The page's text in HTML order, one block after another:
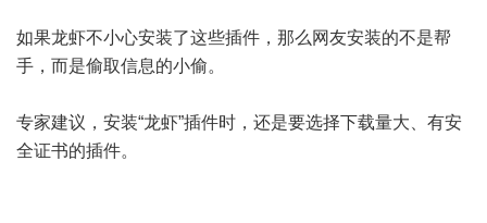
如果龙虾不小心安装了这些插件，那么网友安装的不是帮
手，而是偷取信息的小偷。
专家建议，安装“龙虾”插件时，还是要选择下载量大、有安
全证书的插件。